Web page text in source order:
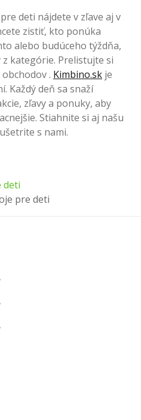
deti nájdete v zľave aj v
zistiť, kto ponúka
alebo budúceho týždňa,
kategórie. Prelistujte si
. Kimbino.sk je
Každý deň sa snaží
zľavy a ponuky, aby
Stiahnite si aj našu
s nami.
deti
pre deti